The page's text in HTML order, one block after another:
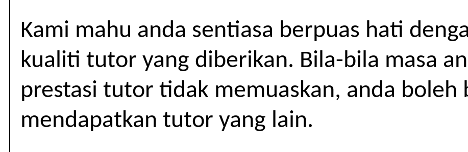
10-
11
(IGCSE)
Kami mahu anda sentiasa berpuas hati
kualiti tutor yang diberikan. Bila-bila masa
prestasi tutor tidak memuaskan, anda
mendapatkan tutor yang lain.